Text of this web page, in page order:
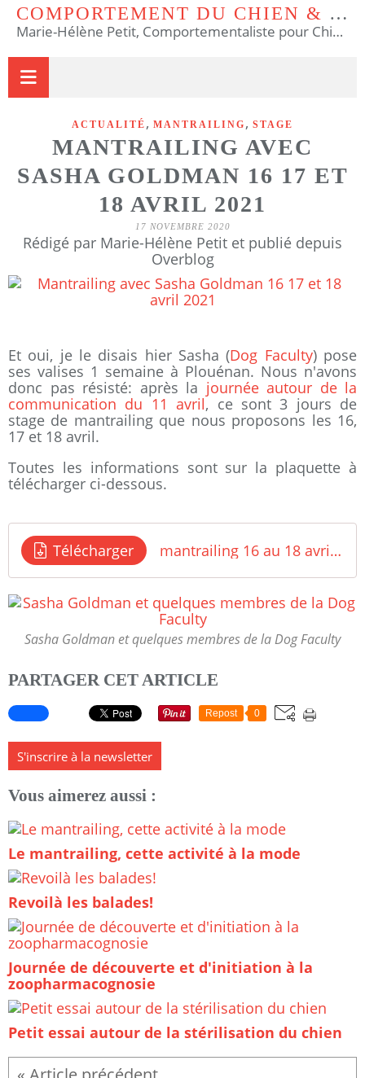
COMPORTEMENT DU CHIEN & DU CHAT
Marie-Hélène Petit, Comportementaliste pour Chiens et Chats & Educateur Canin.
ACTUALITÉ , MANTRAILING , STAGE
MANTRAILING AVEC
SASHA GOLDMAN 16 17 ET
18 AVRIL 2021
17 NOVEMBRE 2020
Rédigé par Marie-Hélène Petit et publié depuis
Overblog
Et oui, je le disais hier Sasha (Dog Faculty) pose
ses valises 1 semaine à Plouénan. Nous n'avons
donc pas résisté: après la journée autour de la
communication du 11 avril, ce sont 3 jours de
stage de mantrailing que nous proposons les 16,
17 et 18 avril.
Toutes les informations sont sur la plaquette à
télécharger ci-dessous.
Télécharger mantrailing 16 au 18 avril 2021
Sasha Goldman et quelques membres de la Dog Faculty
PARTAGER CET ARTICLE
Repost 0
S'inscrire à la newsletter
Vous aimerez aussi :
Le mantrailing, cette activité à la mode
Revoilà les balades!
Journée de découverte et d'initiation à la
zoopharmacognosie
Petit essai autour de la stérilisation du chien